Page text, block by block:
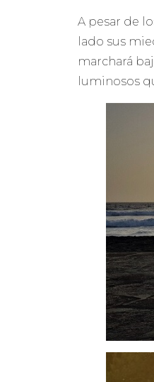
A pesar de
lado sus
marchará
luminosos